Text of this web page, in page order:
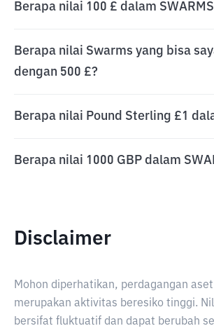
Berapa nilai 100 £ dalam
Berapa nilai Swarms yang bisa
dengan 500 £?
Berapa nilai Pound Sterling £1
Berapa nilai 1000 GBP dalam
Disclaimer
Mohon diperhatikan, perdagangan
merupakan aktivitas beresiko tinggi.
bersifat fluktuatif dan dapat berubah